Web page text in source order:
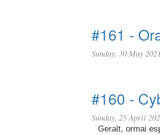
#161 -
Sunday, 30 May 2021
#160 -
Sunday, 25 April
Geralt, ormai